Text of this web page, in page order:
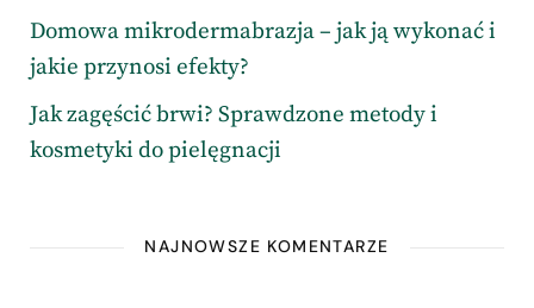
Domowa mikrodermabrazja – jak ją wykonać i
jakie przynosi efekty?
Jak zagęścić brwi? Sprawdzone metody i
kosmetyki do pielęgnacji
NAJNOWSZE KOMENTARZE